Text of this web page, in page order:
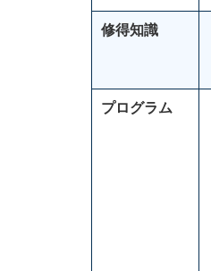
修得知識
プログラム